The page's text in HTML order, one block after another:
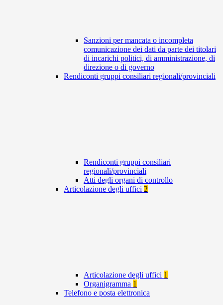
Sanzioni per mancata o incompleta
comunicazione dei dati da parte dei titolari
di incarichi politici, di amministrazione, di
direzione o di governo
Rendiconti gruppi consiliari regionali/provinciali
Rendiconti gruppi consiliari
regionali/provinciali
Atti degli organi di controllo
Articolazione degli uffici 2
Articolazione degli uffici 1
Organigramma 1
Telefono e posta elettronica